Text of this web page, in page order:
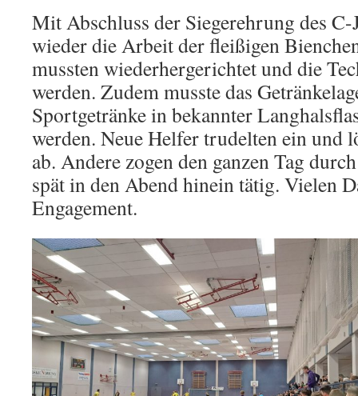
Mit Abschluss der Siegerehrung des
wieder die Arbeit der fleißigen
mussten wiederhergerichtet und die
werden. Zudem musste das
Sportgetränke in bekannter
werden. Neue Helfer trudelten ein und
ab. Andere zogen den ganzen Tag
spät in den Abend hinein tätig. Vielen
Engagement.